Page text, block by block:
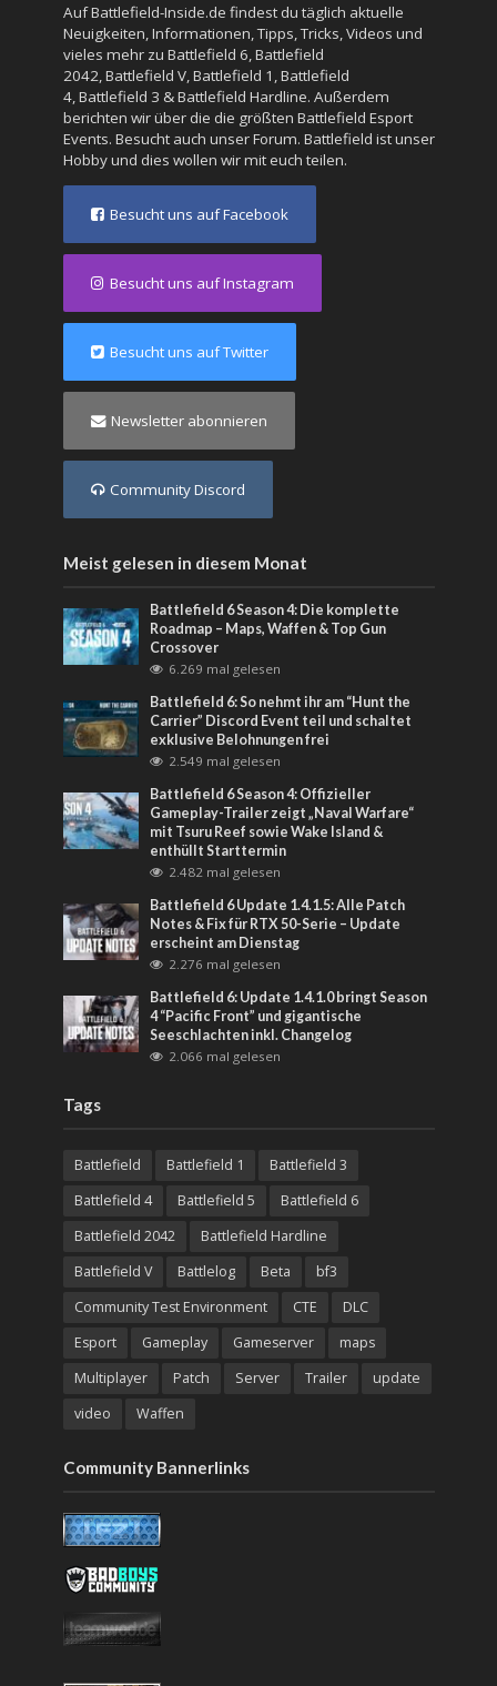
Auf Battlefield-Inside.de findest du täglich aktuelle
Neuigkeiten, Informationen, Tipps, Tricks, Videos und
vieles mehr zu Battlefield 6 Battlefield
2042 Battlefield V, Battlefield 1 Battlefield
4, Battlefield 3 &Battlefield Hardline. Außerdem
berichten wir über die die größten Battlefield Esport
Events. Besucht auch unserForum. Battlefield ist unser
Hobby und dies wollen wir mit euch teilen.
Besucht uns auf Facebook
Besucht uns auf Instagram
Besucht uns auf Twitter
Newsletter abonnieren
Community Discord
Meist gelesen in diesem Monat
Battlefield 6 Season 4: Die komplette
Roadmap – Maps, Waffen & Top Gun
Crossover
6.269 mal gelesen
Battlefield 6: So nehmt ihr am “Hunt the
Carrier” Discord Event teil und schaltet
exklusive Belohnungen frei
2.549 mal gelesen
Battlefield 6 Season 4: Offizieller
Gameplay-Trailer zeigt „Naval Warfare“
mit Tsuru Reef sowie Wake Island &
enthüllt Starttermin
2.482 mal gelesen
Battlefield 6 Update 1.4.1.5: Alle Patch
Notes & Fix für RTX 50-Serie – Update
erscheint am Dienstag
2.276 mal gelesen
Battlefield 6: Update 1.4.1.0 bringt Season
4 “Pacific Front” und gigantische
Seeschlachten inkl. Changelog
2.066 mal gelesen
Tags
Battlefield Battlefield 1
Battlefield 3
Battlefield 4
Battlefield 5
Battlefield 6
Battlefield 2042
Battlefield Hardline
Battlefield V
Battlelog Beta
bf3
Community Test Environment
CTE
DLC
Esport
Gameplay Gameserver
maps
Multiplayer
Patch Server Trailer
update
video
Waffen
Community Bannerlinks